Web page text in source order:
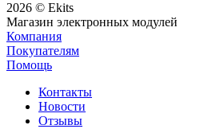
2026 © Ekits
Магазин электронных модулей
Компания
Покупателям
Помощь
Контакты
Новости
Отзывы